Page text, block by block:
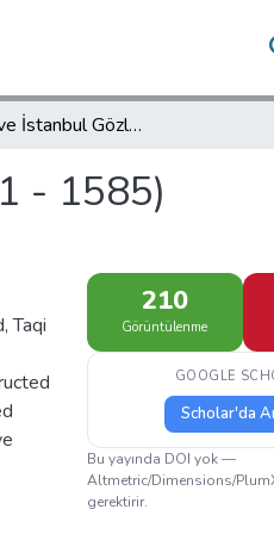
Takiyüddin ve İstanbul Gözlemevi (1521 - 1585) Osmanlıların en büyük Astronomi Bilgini
- 1585)
Taqi
210
Görüntülenme
GOOGLE
Scholar'da
Bu yayında DOI yok —
Altmetric/Dimensions/
gerektirir.